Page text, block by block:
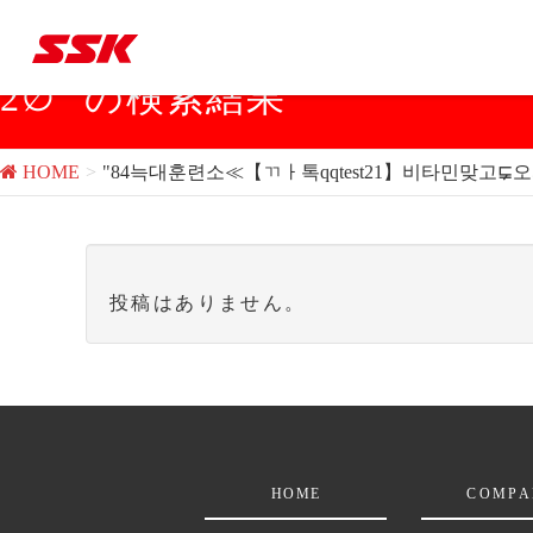
"84늑대훈련소≪【ㄲㅏ톡
2∅" の検索結果
HOME "84늑대훈련소≪【ㄲㅏ톡qqtest21】비타민맞고
投稿はありません。
HOME